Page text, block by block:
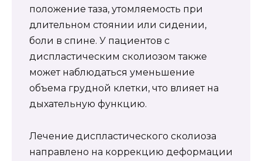
положение таза, утомляемость при
длительном стоянии или сидении,
боли в спине. У пациентов с
диспластическим сколиозом также
может наблюдаться уменьшение
объема грудной клетки, что влияет на
дыхательную функцию.
Лечение диспластического сколиоза
направлено на коррекцию деформации